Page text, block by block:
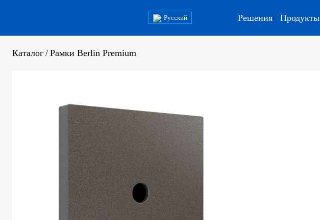
Русский Решения Продукты
Каталог / Рамки Berlin Premium